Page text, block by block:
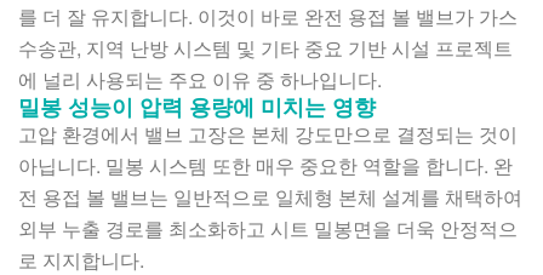
를 더 잘 유지합니다. 이것이 바로 완전 용접 볼 밸브가 가스
수송관, 지역 난방 시스템 및 기타 중요 기반 시설 프로젝트
에 널리 사용되는 주요 이유 중 하나입니다.
밀봉 성능이 압력 용량에 미치는 영향
고압 환경에서 밸브 고장은 본체 강도만으로 결정되는 것이
아닙니다. 밀봉 시스템 또한 매우 중요한 역할을 합니다. 완
전 용접 볼 밸브는 일반적으로 일체형 본체 설계를 채택하여
외부 누출 경로를 최소화하고 시트 밀봉면을 더욱 안정적으
로 지지합니다.